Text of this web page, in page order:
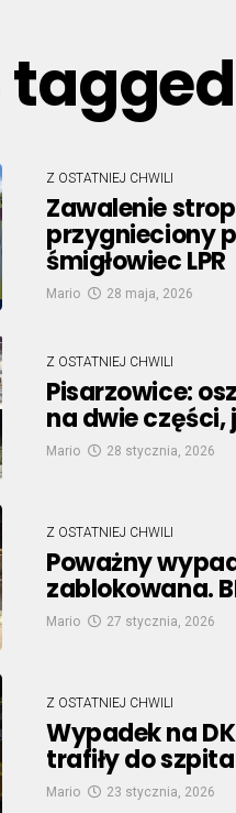
Z OSTATNIEJ CHWILI
Zawalenie
przygnieciony
śmigłowiec LPR
Mario 28 maja, 2026
Z OSTATNIEJ CHWILI
Pisarzowice:
na dwie
Mario 28 stycznia, 2026
Z OSTATNIEJ CHWILI
Poważny
zablokowana.
Mario 27 stycznia, 2026
Z OSTATNIEJ CHWILI
Wypadek na
trafiły do
Mario 23 stycznia, 2026